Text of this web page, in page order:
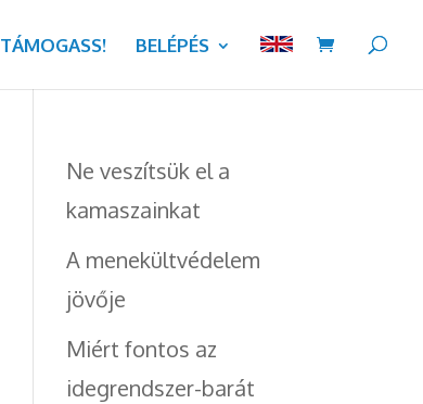
TÁMOGASS! BELÉPÉS
Ne veszítsük el a
kamaszainkat
A menekültvédelem
jövője
Miért fontos az
idegrendszer-barát